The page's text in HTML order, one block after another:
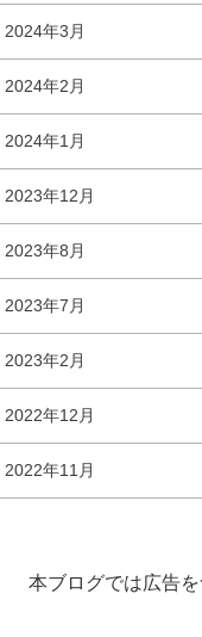
2024年3月
2024年2月
2024年1月
2023年12月
2023年8月
2023年7月
2023年2月
2022年12月
2022年11月
本ブログでは広告を